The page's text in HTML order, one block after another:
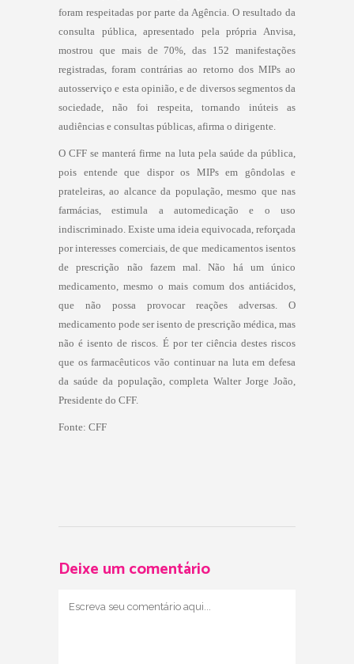
foram respeitadas por parte da Agência. O resultado da
consulta pública, apresentado pela própria Anvisa,
mostrou que mais de 70%, das 152 manifestações
registradas, foram contrárias ao retorno dos MIPs ao
autosserviço e esta opinião, e de diversos segmentos da
sociedade, não foi respeita, tornando inúteis as
audiências e consultas públicas, afirma o dirigente.
O CFF se manterá firme na luta pela saúde da pública,
pois entende que dispor os MIPs em gôndolas e
prateleiras, ao alcance da população, mesmo que nas
farmácias, estimula a automedicação e o uso
indiscriminado. Existe uma ideia equivocada, reforçada
por interesses comerciais, de que medicamentos isentos
de prescrição não fazem mal. Não há um único
medicamento, mesmo o mais comum dos antiácidos,
que não possa provocar reações adversas. O
medicamento pode ser isento de prescrição médica, mas
não é isento de riscos. É por ter ciência destes riscos
que os farmacêuticos vão continuar na luta em defesa
da saúde da população, completa Walter Jorge João,
Presidente do CFF.
Fonte: CFF
Deixe um comentário